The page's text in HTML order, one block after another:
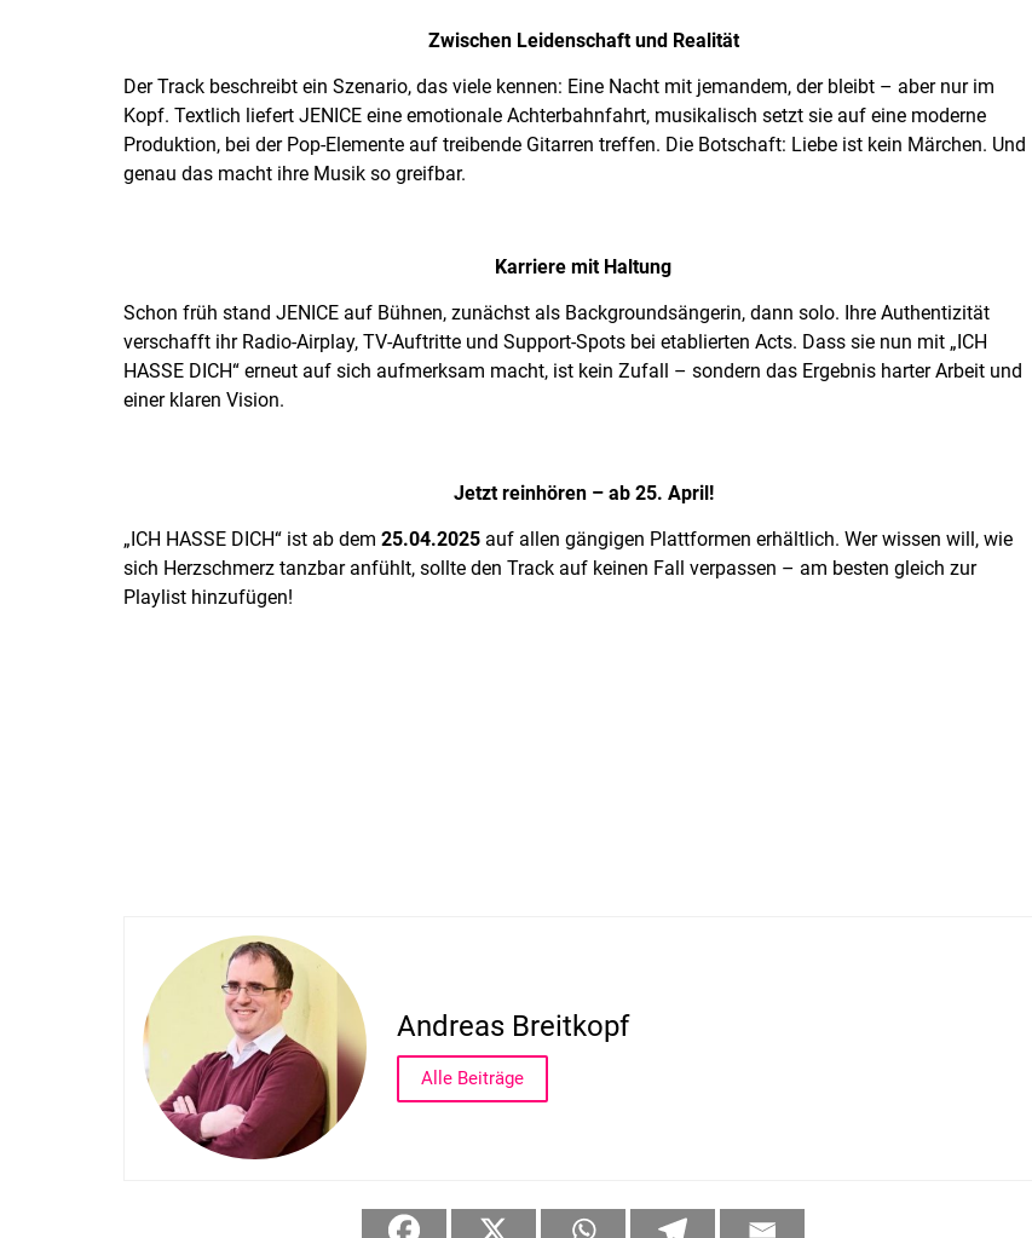
Zwischen Leidenschaft und Realität
Der Track beschreibt ein Szenario, das viele kennen: Eine Nacht mit jemandem, der bleibt – aber nur im
Kopf. Textlich liefert JENICE eine emotionale Achterbahnfahrt, musikalisch setzt sie auf eine moderne
Produktion, bei der Pop-Elemente auf treibende Gitarren treffen. Die Botschaft: Liebe ist kein Märchen. Und
genau das macht ihre Musik so greifbar.
Karriere mit Haltung
Schon früh stand JENICE auf Bühnen, zunächst als Backgroundsängerin, dann solo. Ihre Authentizität
verschafft ihr Radio-Airplay, TV-Auftritte und Support-Spots bei etablierten Acts. Dass sie nun mit „ICH
HASSE DICH“ erneut auf sich aufmerksam macht, ist kein Zufall – sondern das Ergebnis harter Arbeit und
einer klaren Vision.
Jetzt reinhören – ab 25. April!
„ICH HASSE DICH“ ist ab dem 25.04.2025 auf allen gängigen Plattformen erhältlich. Wer wissen will, wie
sich Herzschmerz tanzbar anfühlt, sollte den Track auf keinen Fall verpassen – am besten gleich zur
Playlist hinzufügen!
Andreas Breitkopf
Alle Beiträge